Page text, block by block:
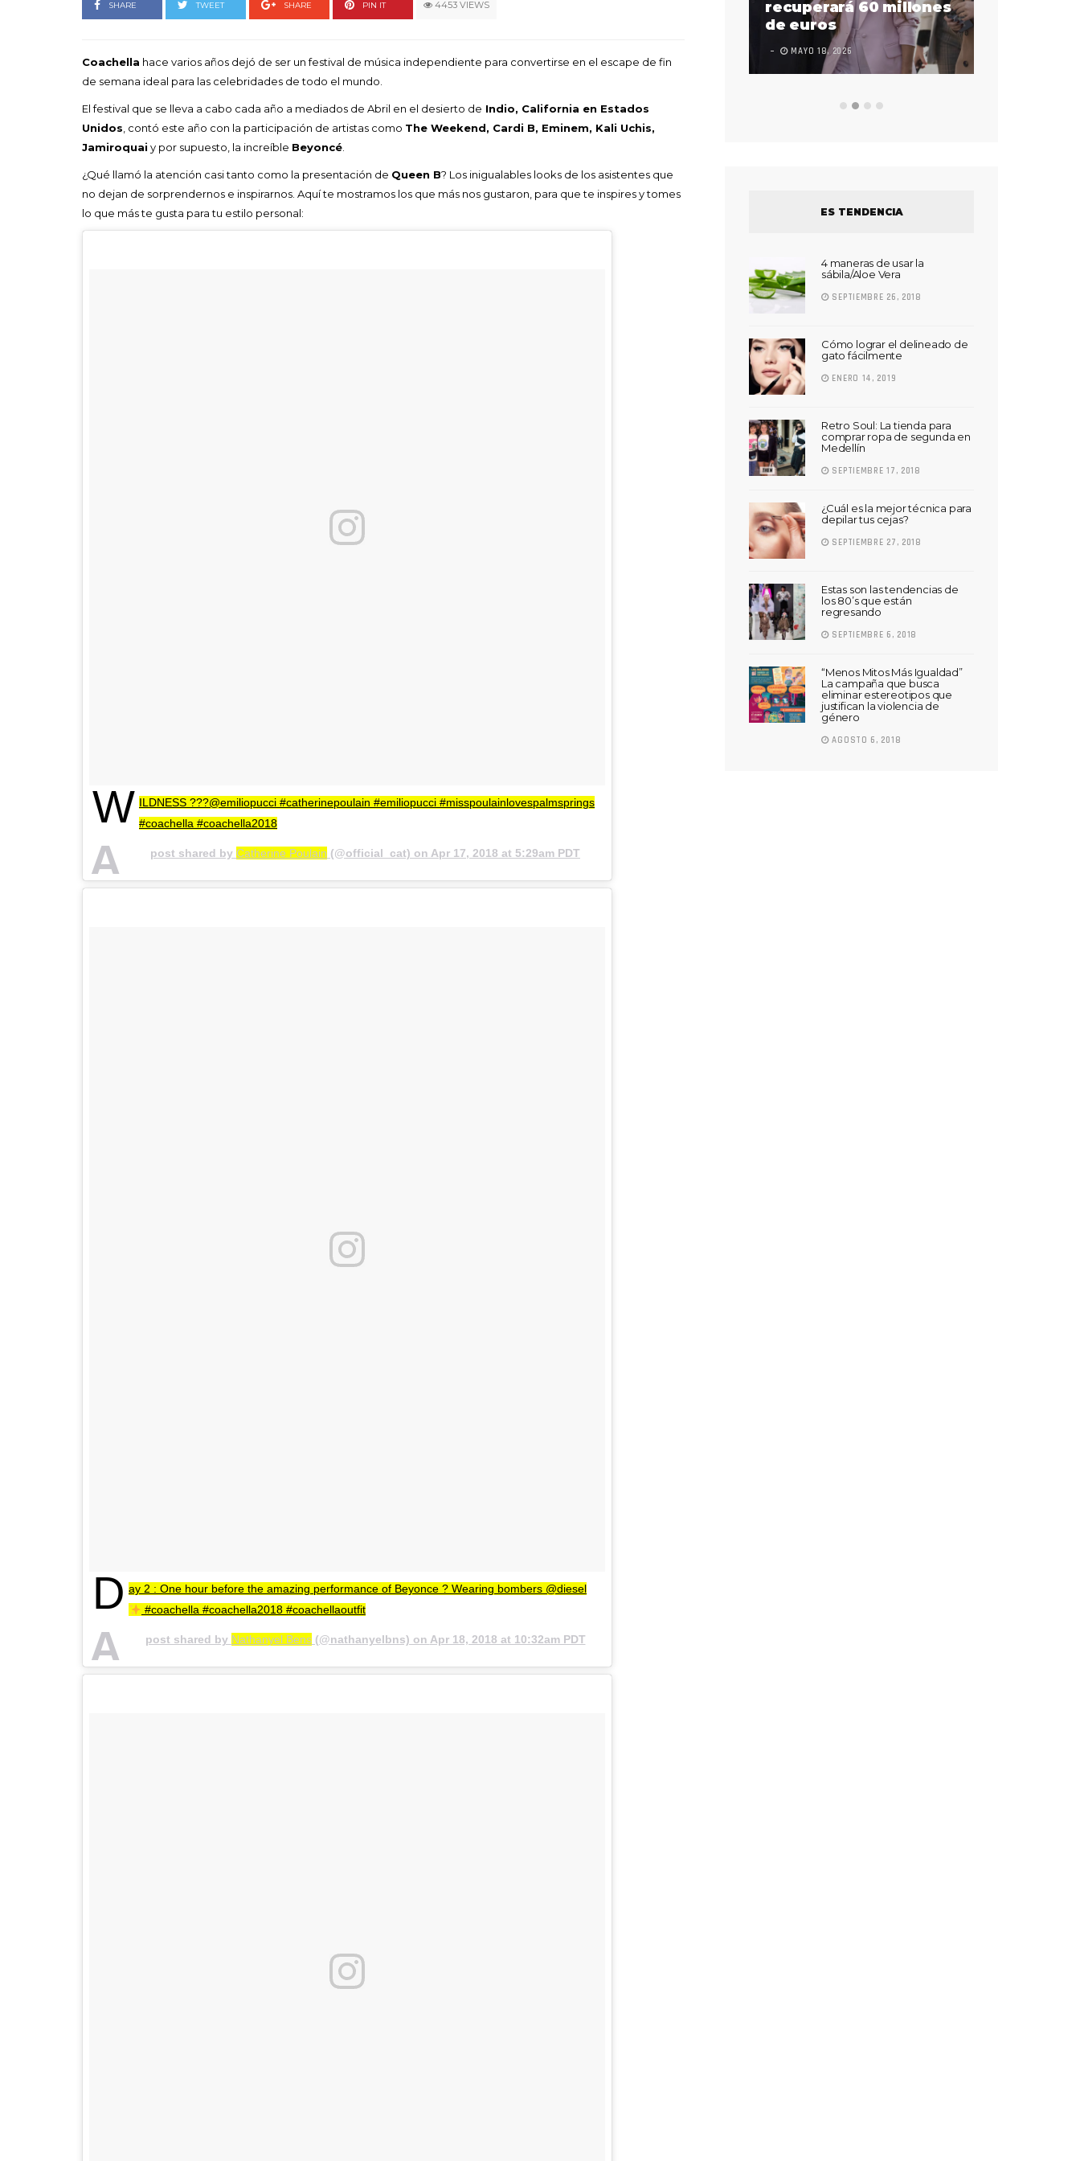
SHARE TWEET SHARE PIN IT 4453 VIEWS
Coachella hace varios años dejó de ser un festival de música independiente para convertirse en el escape de fin
de semana ideal para las celebridades de todo el mundo.
El festival que se lleva a cabo cada año a mediados de Abril en el desierto de Indio, California en Estados
Unidos , contó este año con la participación de artistas como The Weekend, Cardi B, Eminem, Kali Uchis,
Jamiroquai y por supuesto, la increíble Beyoncé
¿Qué llamó la atención casi tanto como la presentación de Queen B? Los inigualables looks de los asistentes que
no dejan de sorprendernos e inspirarnos. Aquí te mostramos los que más nos gustaron, para que te inspires y tomes
lo que más te gusta para tu estilo personal:
W ILDNESS ???@emiliopucci #catherinepoulain #emiliopucci #misspoulainlovespalmsprings
#coachella #coachella2018
A post shared by Catherine Poulain (@official_cat) on Apr 17, 2018 at 5:29am PDT
D ay 2 : One hour before the amazing performance of Beyonce ? Wearing bombers @diesel
#coachella #coachella2018 #coachellaoutfit
A post shared by Nathanyel Bens(@nathanyelbns) on Apr 18, 2018 at 10:32am PDT
Goyo un himno por la
vida de las mujeres
recuperará 60 millones
de euros
MAYO 18, 2026
ES TENDENCIA
4 maneras de usar la
sábila/Aloe Vera
SEPTIEMBRE 26, 2018
Cómo lograr el delineado de
gato fácilmente
ENERO 14, 2019
Retro Soul: La tienda para
comprar ropa de segunda en
Medellín
SEPTIEMBRE 17, 2018
¿Cuál es la mejor técnica para
depilar tus cejas?
SEPTIEMBRE 27, 2018
Estas son las tendencias de
los 80’s que están
regresando
SEPTIEMBRE 6, 2018
“Menos Mitos Más Igualdad”
La campaña que busca
eliminar estereotipos que
justifican la violencia de
género
AGOSTO 6, 2018